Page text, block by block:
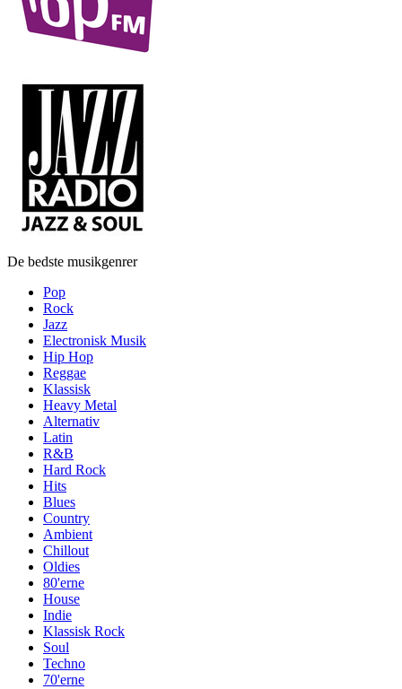
De bedste musikgenrer
Pop
Rock
Jazz
Electronisk Musik
Hip Hop
Reggae
Klassisk
Heavy Metal
Alternativ
Latin
R&B
Hard Rock
Hits
Blues
Country
Ambient
Chillout
Oldies
80'erne
House
Indie
Klassisk Rock
Soul
Techno
70'erne